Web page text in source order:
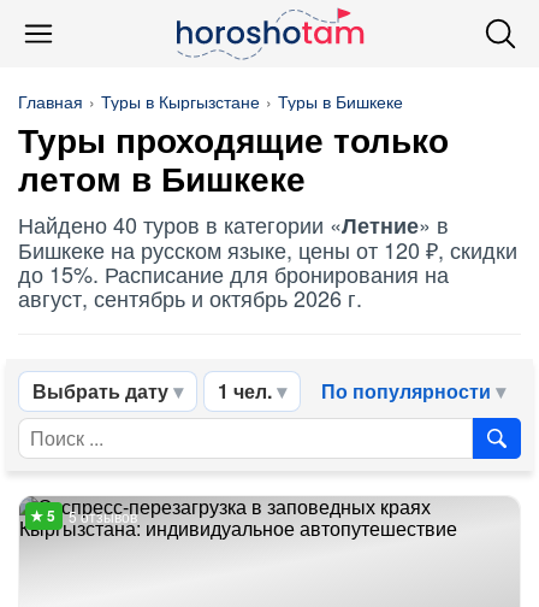
Главная Туры в Кыргызстане Туры в Бишкеке
Туры проходящие только
летом в Бишкеке
Найдено 40 туров в категории «Летние» в
Бишкеке на русском языке, цены от 120 ₽, скидки
до 15%. Расписание для бронирования на
август, сентябрь и октябрь 2026 г.
Выбрать дату 1 чел. По популярности
5 отзывов